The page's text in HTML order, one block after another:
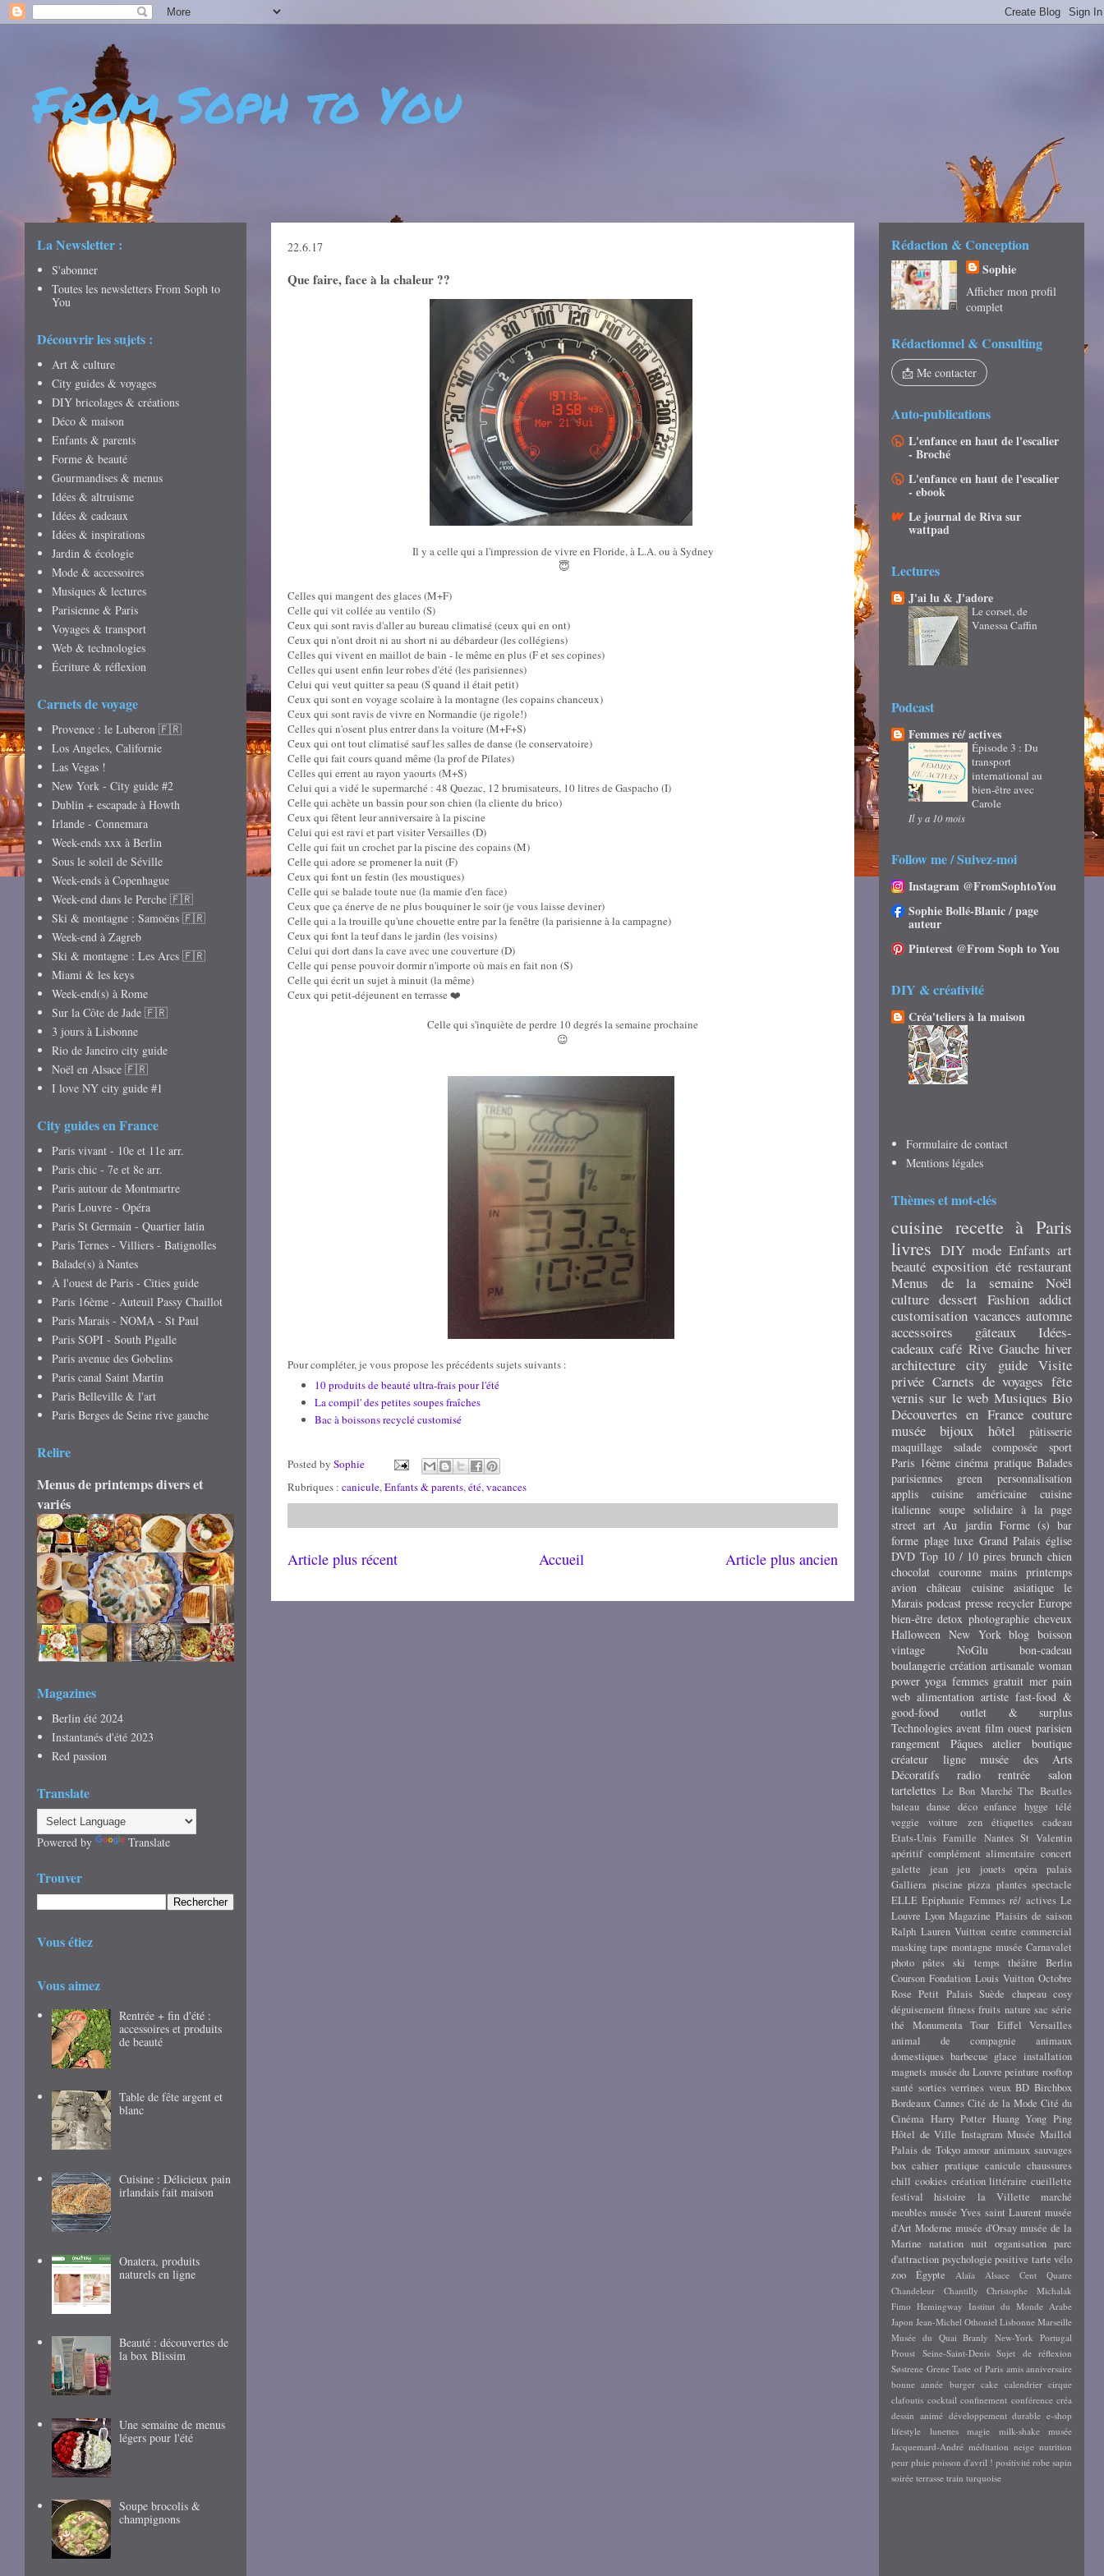
From Soph to You
- DÉCOUVERTES - CULTURE - CITY GUIDES - VOYAGES - CRÉATIVITÉ - ART DE VIVRE - BIEN-ÊTRE - POSITIVITÉ -
22.6.17
Que faire, face à la chaleur ??
Il y a celle qui a l'impression de vivre en Floride, à L.A. ou à Sydney
😇
Celles qui mangent des glaces (M+F)
Celle qui vit collée au ventilo (S)
Ceux qui sont ravis d'aller au bureau climatisé (ceux qui en ont)
Ceux qui n'ont droit ni au short ni au débardeur (les collégiens)
Celles qui vivent en maillot de bain - le même en plus (F et ses copines)
Celles qui usent enfin leur robes d'été (les parisiennes)
Celui qui veut quitter sa peau (S quand il était petit)
Ceux qui sont en voyage scolaire à la montagne (les copains chanceux)
Ceux qui sont ravis de vivre en Normandie (je rigole!)
Celles qui n'osent plus entrer dans la voiture (M+F+S)
Ceux qui ont tout climatisé sauf les salles de danse (le conservatoire)
Celle qui fait cours quand même (la prof de Pilates)
Celles qui errent au rayon yaourts (M+S)
Celui qui a vidé le supermarché : 48 Quezac, 12 brumisateurs, 10 litres de Gaspacho (I)
Celle qui achète un bassin pour son chien (la cliente du brico)
Ceux qui fêtent leur anniversaire à la piscine
Celui qui est ravi et part visiter Versailles (D)
Celle qui fait un crochet par la piscine des copains (M)
Celle qui adore se promener la nuit (F)
Ceux qui font un festin (les moustiques)
Celle qui se balade toute nue (la mamie d'en face)
Ceux que ça énerve de ne plus bouquiner le soir (je vous laisse deviner)
Celle qui a la trouille qu'une chouette entre par la fenêtre (la parisienne à la campagne)
Ceux qui font la teuf dans le jardin (les voisins)
Celui qui dort dans la cave avec une couverture (D)
Celle qui pense pouvoir dormir n'importe où mais en fait non (S)
Celle qui écrit un sujet à minuit (la même)
Ceux qui petit-déjeunent en terrasse ❤️
Celle qui s'inquiète de perdre 10 degrés la semaine prochaine
😉
Pour compléter, je vous propose les précédents sujets suivants :
10 produits de beauté ultra-frais pour l'été
La compil' des petites soupes fraîches
Bac à boissons recyclé customisé
Posted by Sophie
Rubriques : canicule, Enfants & parents, été, vacances
Article plus récent Article plus ancien
Accueil
La Newsletter :
S'abonner
Toutes les newsletters From Soph to
You
Découvrir les sujets :
Art & culture
City guides & voyages
DIY bricolages & créations
Déco & maison
Enfants & parents
Forme & beauté
Gourmandises & menus
Idées & altruisme
Idées & cadeaux
Idées & inspirations
Jardin & écologie
Mode & accessoires
Musiques & lectures
Parisienne & Paris
Voyages & transport
Web & technologies
Écriture & réflexion
Carnets de voyage
Provence : le Luberon 🇫🇷
Los Angeles, Californie
Las Vegas !
New York - City guide #2
Dublin + escapade à Howth
Irlande - Connemara
Week-ends xxx à Berlin
Sous le soleil de Séville
Week-ends à Copenhague
Week-end dans le Perche 🇫🇷
Ski & montagne : Samoëns 🇫🇷
Week-end à Zagreb
Ski & montagne : Les Arcs 🇫🇷
Miami & les keys
Week-end(s) à Rome
Sur la Côte de Jade 🇫🇷
3 jours à Lisbonne
Rio de Janeiro city guide
Noël en Alsace 🇫🇷
I love NY city guide #1
City guides en France
Paris vivant - 10e et 11e arr.
Paris chic - 7e et 8e arr.
Paris autour de Montmartre
Paris Louvre - Opéra
Paris St Germain - Quartier latin
Paris Ternes - Villiers - Batignolles
Balade(s) à Nantes
À l'ouest de Paris - Cities guide
Paris 16ème - Auteuil Passy Chaillot
Paris Marais - NOMA - St Paul
Paris SOPI - South Pigalle
Paris avenue des Gobelins
Paris canal Saint Martin
Paris Belleville & l'art
Paris Berges de Seine rive gauche
Relire
Menus de printemps divers et
variés
Magazines
Berlin été 2024
Instantanés d'été 2023
Red passion
Translate
Powered by Translate
Trouver
Vous étiez
Vous aimez
Rentrée + fin d'été :
accessoires et produits
de beauté
Table de fête argent et
blanc
Cuisine : Délicieux pain
irlandais fait maison
Onatera, produits
naturels en ligne
Beauté : découvertes de
la box Blissim
Une semaine de menus
légers pour l'été
Soupe brocolis &
champignons
Rédaction & Conception
Sophie
Afficher mon profil
complet
Rédactionnel & Consulting
📩 Me contacter
Auto-publications
L'enfance en haut de l'escalier
- Broché
L'enfance en haut de l'escalier
- ebook
Le journal de Riva sur
wattpad
Lectures
J'ai lu & J'adore
Le corset, de
Vanessa Caffin
Podcast
Femmes ré/ actives
Épisode 3 : Du
transport
international au
bien-être avec
Carole
Il y a 10 mois
Follow me / Suivez-moi
Instagram @FromSophtoYou
Sophie Bollé-Blanic / page
auteur
Pinterest @From Soph to You
DIY & créativité
Créa'teliers à la maison
Formulaire de contact
Mentions légales
Thèmes et mot-clés
cuisine recette à Paris
livres DIY mode Enfants art
beauté exposition été restaurant
Menus de la semaine
Noël
culture dessert Fashion addict
customisation vacances automne
accessoires
gâteaux
Idées-
cadeaux café Rive Gauche hiver
architecture city guide Visite
privée Carnets de voyages fête
vernis sur le web Musiques Bio
Découvertes en France couture
musée
bijoux hôtel
pâtisserie
maquillage
salade composée
sport
Paris 16ème cinéma pratique Balades
parisiennes
green
personnalisation
applis
cuisine américaine
cuisine
italienne soupe solidaire à la page
street art Au jardin Forme (s) bar
forme plage luxe Grand Palais église
DVD Top 10 / 10 pires brunch chien
chocolat couronne mains printemps
avion
château cuisine asiatique
le
Marais podcast presse recycler Europe
bien-être detox photographie cheveux
Halloween New York blog boisson
vintage
NoGlu
bon-cadeau
boulangerie création artisanale woman
power yoga femmes gratuit mer pain
web alimentation artiste fast-food &
good-food
outlet & surplus
Technologies avent film ouest parisien
rangement
Pâques atelier
boutique
créateur
ligne
musée des Arts
Décoratifs
radio rentrée
salon
tartelettes Le Bon Marché The Beatles
bateau danse déco enfance hygge télé
veggie
voiture zen
étiquettes cadeau
Etats-Unis Famille Nantes St Valentin
apéritif complément alimentaire concert
galette
jean jeu jouets opéra
palais
Galliera piscine pizza plantes spectacle
ELLE Epiphanie Femmes ré/ actives Le
Louvre Lyon Magazine Plaisirs de saison
Ralph Lauren Vuitton centre commercial
masking tape montagne musée Carnavalet
photo
pâtes ski temps théâtre
Berlin
Courson Fondation Louis Vuitton Octobre
Rose Petit Palais Suède chapeau cosy
déguisement fitness fruits nature sac série
thé
Monumenta Tour Eiffel Versailles
animal de compagnie
animaux
domestiques barbecue glace installation
magnets musée du Louvre peinture rooftop
santé sorties verrines vœux BD Birchbox
Bordeaux Cannes Cité de la Mode Cité du
Cinéma Harry Potter Huang Yong Ping
Hôtel de Ville Instagram Musée Maillol
Palais de Tokyo amour animaux sauvages
box cahier pratique canicule chaussures
chill cookies création littéraire cueillette
festival
histoire la Villette
marché
meubles musée Yves saint Laurent musée
d'Art Moderne musée d'Orsay musée de la
Marine natation nuit organisation parc
d'attraction psychologie positive tarte vélo
zoo
Égypte Alaïa Alsace
Cent Quatre
Chandeleur
Chantilly
Christophe Michalak
Fimo Hemingway Institut du Monde Arabe
Japon Jean-Michel Othoniel Lisbonne Marseille
Musée du Quai Branly
New-York
Portugal
Proust Seine-Saint-Denis Sujet de réflexion
Søstrene Grene Taste of Paris amis anniversaire
bonne année burger cake calendrier cirque
clafoutis cocktail confinement conférence créa
dessin animé développement durable e-shop
lifestyle
lunettes magie milk-shake
musée
Jacquemard-André méditation neige nutrition
peur pluie poisson d'avril ! positivité robe sapin
soirée terrasse train turquoise